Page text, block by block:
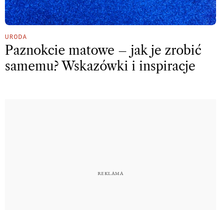
URODA
Paznokcie matowe – jak je zrobić
samemu? Wskazówki i inspiracje